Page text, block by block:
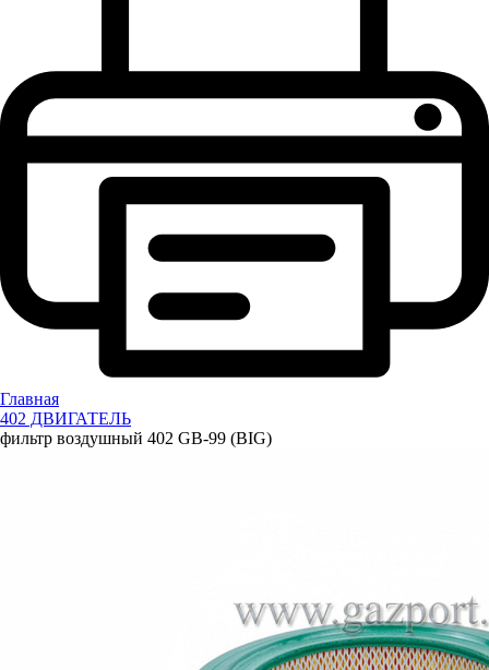
Главная
402 ДВИГАТЕЛЬ
фильтр воздушный 402 GB-99 (BIG)